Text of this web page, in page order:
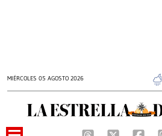
MIÉRCOLES 05 AGOSTO 2026